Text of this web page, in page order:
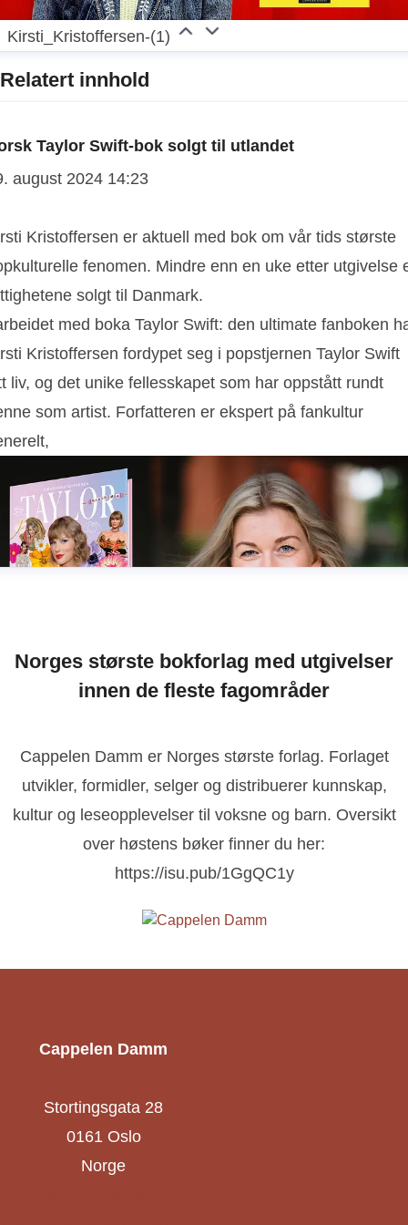
Kirsti_Kristoffersen-(1)
Relatert innhold
Taylor Swift-bok solgt til utlandet
august 2024 14:23
Kristoffersen er aktuell med bok om vår tids største
fenomen. Mindre enn en uke etter utgivelse
solgt til Danmark.
med boka Taylor Swift: den ultimate fanboken
Kristoffersen fordypet seg i popstjernen Taylor Swift
liv, og det unike fellesskapet som har oppstått rundt
som artist. Forfatteren er ekspert på fankultur
Norges største bokforlag med utgivelser
innen de fleste fagområder
Cappelen Damm er Norges største forlag. Forlaget
utvikler, formidler, selger og distribuerer kunnskap,
kultur og leseopplevelser til voksne og barn. Oversikt
over høstens bøker finner du her:
https://isu.pub/1GgQC1y
Cappelen Damm
Stortingsgata 28
0161 Oslo
Norge